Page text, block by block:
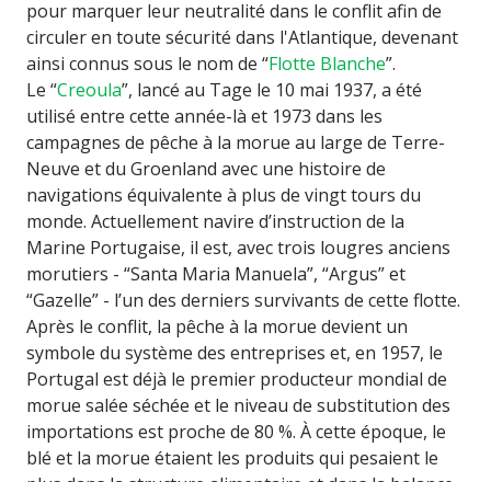
pour marquer leur neutralité dans le conflit afin de
circuler en toute sécurité dans l'Atlantique, devenant
ainsi connus sous le nom de “Flotte Blanche”.
Le “Creoula”, lancé au Tage le 10 mai 1937, a été
utilisé entre cette année-là et 1973 dans les
campagnes de pêche à la morue au large de Terre-
Neuve et du Groenland avec une histoire de
navigations équivalente à plus de vingt tours du
monde. Actuellement navire d’instruction de la
Marine Portugaise, il est, avec trois lougres anciens
morutiers - “Santa Maria Manuela”, “Argus” et
“Gazelle” - l’un des derniers survivants de cette flotte.
Après le conflit, la pêche à la morue devient un
symbole du système des entreprises et, en 1957, le
Portugal est déjà le premier producteur mondial de
morue salée séchée et le niveau de substitution des
importations est proche de 80 %. À cette époque, le
blé et la morue étaient les produits qui pesaient le